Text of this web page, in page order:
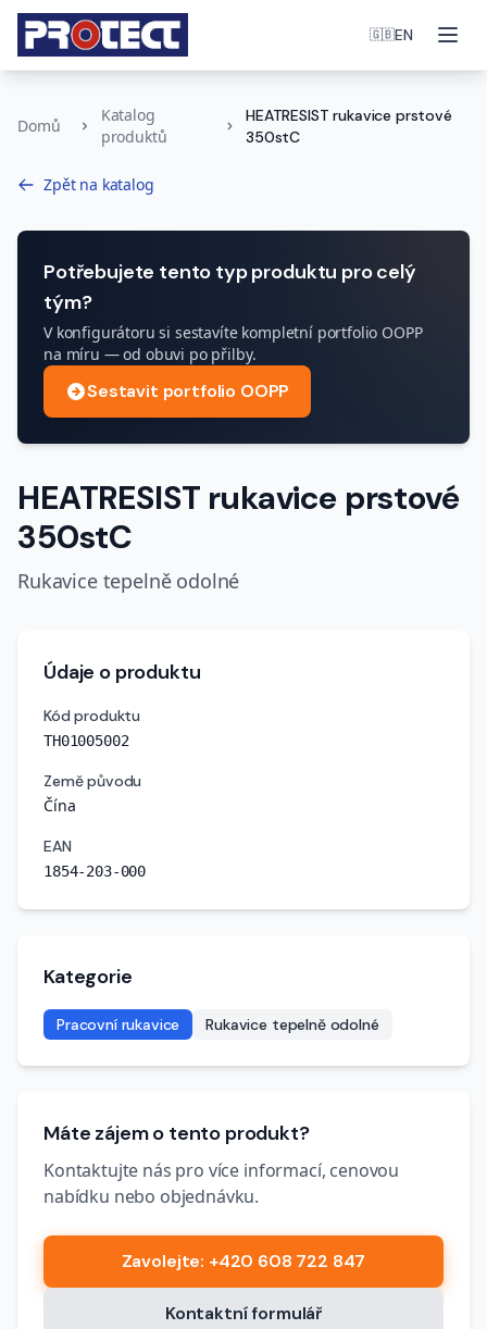
🇬🇧EN
Domů
Katalog
produktů
HEATRESIST rukavice prstové
350stC
Zpět na katalog
Potřebujete tento typ produktu pro celý
tým?
V konfigurátoru si sestavíte kompletní portfolio OOPP
na míru — od obuvi po přilby.
Sestavit portfolio OOPP
HEATRESIST rukavice prstové
350stC
Rukavice tepelně odolné
Údaje o produktu
Kód produktu
TH01005002
Země původu
Čína
EAN
1854-203-000
Kategorie
Pracovní rukavice Rukavice tepelně odolné
Máte zájem o tento produkt?
Kontaktujte nás pro více informací, cenovou
nabídku nebo objednávku.
Zavolejte: +420 608 722 847
Kontaktní formulář